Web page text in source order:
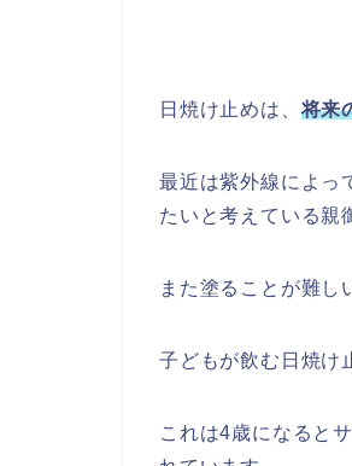
日焼け止めは、将来
最近は紫外線によっ
たいと考えている親
また塗ることが難し
子どもが飲む日焼け
これは4歳になると